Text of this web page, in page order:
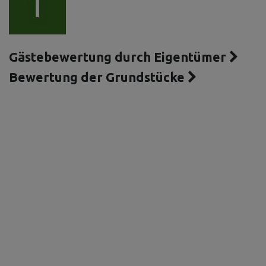
Gästebewertung durch Eigentümer
Bewertung der Grundstücke